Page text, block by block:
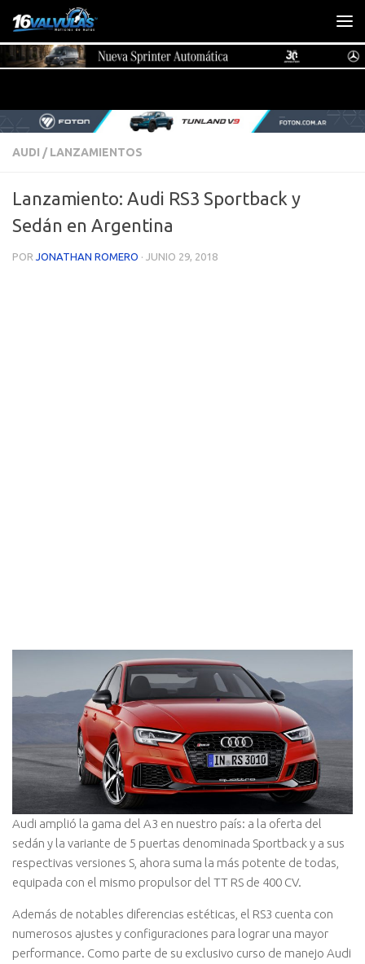
Saltar al contenido
AUDI / LANZAMIENTOS
Lanzamiento: Audi RS3 Sportback y
Sedán en Argentina
POR JONATHAN ROMERO · JUNIO 29, 2018
Audi amplió la gama del A3 en nuestro país: a la oferta del
sedán y la variante de 5 puertas denominada Sportback y a sus
respectivas versiones S, ahora suma la más potente de todas,
equipada con el mismo propulsor del TT RS de 400 CV.
Además de notables diferencias estéticas, el RS3 cuenta con
numerosos ajustes y configuraciones para lograr una mayor
performance. Como parte de su exclusivo curso de manejo Audi